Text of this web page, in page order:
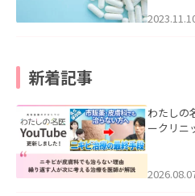
新着記事
わたしの
ークリニ
ました。